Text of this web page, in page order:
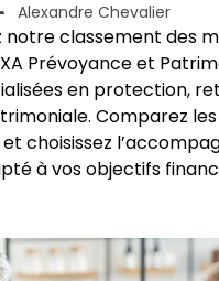
Alexandre Chevalier
notre classement des
Prévoyance et
en protection,
Comparez les
choisissez
à vos objectifs